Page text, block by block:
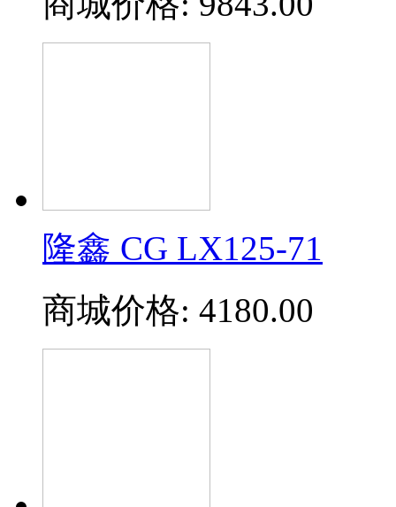
隆鑫 CG LX125-71
商城价格: 4180.00